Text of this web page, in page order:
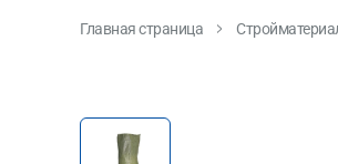
Главная страница